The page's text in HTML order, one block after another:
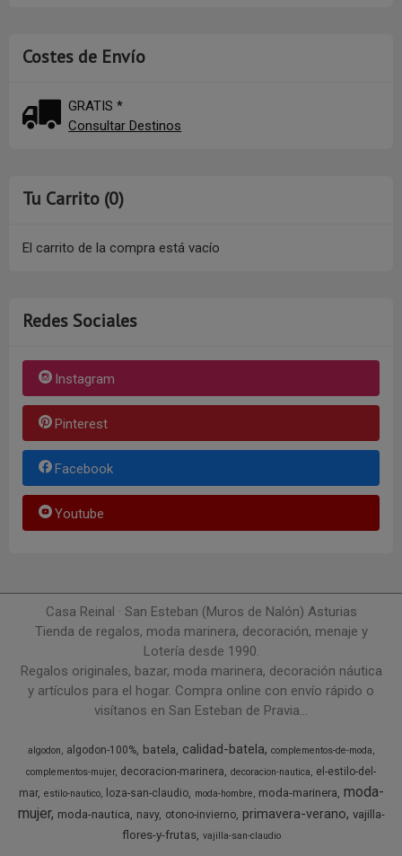
Costes de Envío
GRATIS *
Consultar Destinos
Tu Carrito (0)
El carrito de la compra está vacío
Redes Sociales
Instagram
Pinterest
Facebook
Youtube
Casa Reinal · San Esteban (Muros de Nalón) Asturias
Tienda de regalos, moda marinera, decoración, menaje y
Lotería desde 1990.
Regalos originales, bazar, moda marinera, decoración náutica
y artículos para el hogar. Compra online con envío rápido o
visítanos en San Esteban de Pravia...
algodon algodon-100% batela calidad-batela
complementos-de-moda
complementos-mujer decoracion-marinera decoracion-nautica
el-estilo-del-
mar estilo-nautico loza-san-claudio moda-hombre moda-marinera moda-
mujer moda-nautica navy otono-invierno primavera-verano vajilla-
flores-y-frutas vajilla-san-claudio